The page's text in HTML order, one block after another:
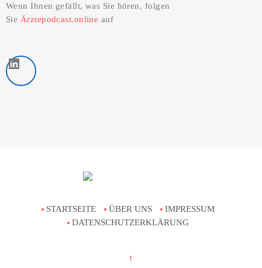
Wenn Ihnen gefällt, was Sie hören, folgen
Sie Ärztepodcast.online auf
LinkedIn
STARTSEITE ÜBER UNS
IMPRESSUM
DATENSCHUTZERKLÄRUNG